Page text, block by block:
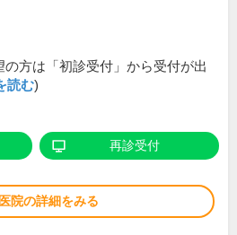
の方は「初診受付」から受付が出
読む)
再診受付
院の詳細をみる